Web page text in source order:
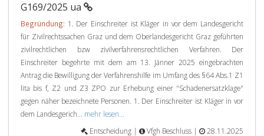
G169/2025 ua
Begründung: 1. Der Einschreiter ist Kläger in vor dem Landesgericht
für Zivilrechtssachen Graz und dem Oberlandesgericht Graz geführten
zivilrechtlichen bzw zivilverfahrensrechtlichen Verfahren. Der
Einschreiter begehrte mit dem am 13. Jänner 2025 eingebrachten
Antrag die Bewilligung der Verfahrenshilfe im Umfang des §64 Abs.1 Z1
lita bis f, Z2 und Z3 ZPO zur Erhebung einer "Schadenersatzklage"
gegen näher bezeichnete Personen. 1. Der Einschreiter ist Kläger in vor
dem Landesgerich... mehr lesen...
Entscheidung |
Vfgh Beschluss | 28.11.2025